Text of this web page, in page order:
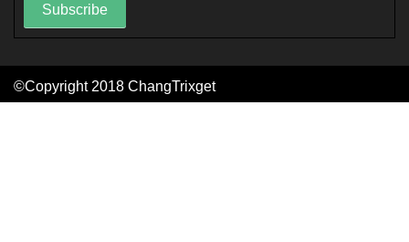
Subscribe
©Copyright 2018 ChangTrixget